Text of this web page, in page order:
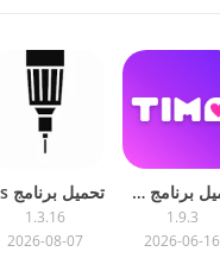
تحميل برنامج Timo مهكر عملات و الماس لا ينتهي للاندرويد
1.9.3
2026-06-16
1.3.16
2026-08-07